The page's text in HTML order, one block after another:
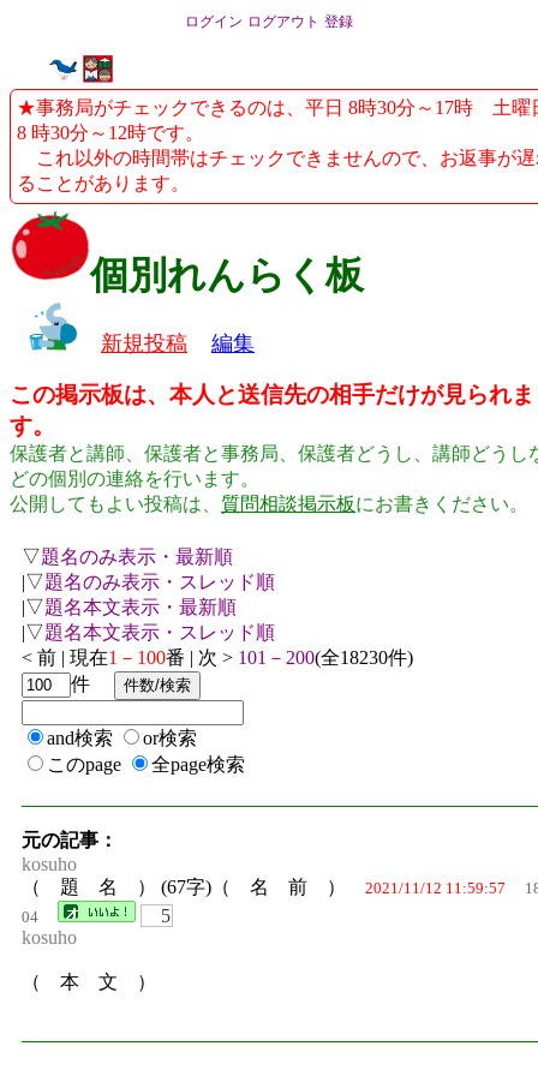
ログイン ログアウト 登録
★事務局がチェックできるのは、平日 8時30分～17時 土曜
8 時30分～12時です。
これ以外の時間帯はチェックできませんので、お返事が
ることがあります。
個別れんらく板
新規投稿 編集
この掲示板は、本人と送信先の相手だけが見られま
す。
保護者と講師、保護者と事務局、保護者どうし、講師どうし
どの個別の連絡を行います。
公開してもよい投稿は、 質問相談掲示板にお書きください。
▽題名のみ表示・最新順
|▽題名のみ表示・スレッド順
|▽題名本文表示・最新順
|▽題名本文表示・スレッド順
< 前 | 現在1－100番 | 次 > 101－200(全18230件)
件
and検索
or検索
このpage
全page検索
元の記事：
kosuho
（ 題 名 ） (67字)（ 名 前 ） 2021/11/12 11:59:57
04
5
kosuho
（ 本 文 ）